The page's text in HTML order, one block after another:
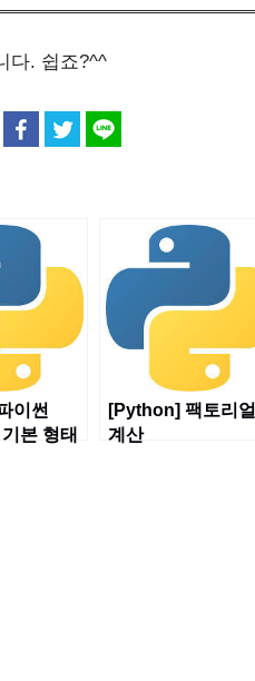
다. 쉽죠?^^
이썬
본 형태
[Python] 팩토리얼
계산